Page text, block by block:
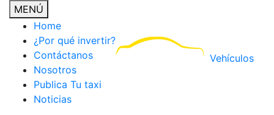
MENÚ
Home
¿Por qué invertir?
Contáctanos
Nosotros
Publica Tu taxi
Noticias
Vehículos